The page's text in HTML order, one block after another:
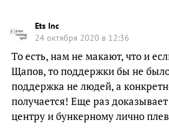
Ets Inc
24 октября 2020 в 12:36
То есть, нам не макают, что и
Щапов, то поддержки бы не
поддержка не людей, а
получается! Еще раз
центру и бункерному лично